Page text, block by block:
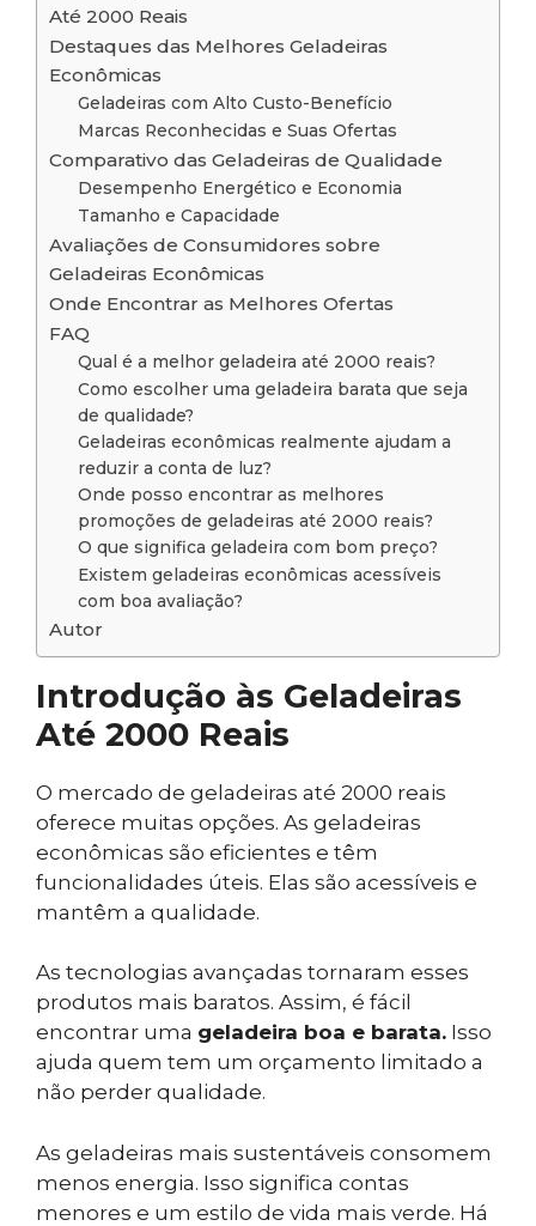
Até 2000 Reais
Destaques das Melhores Geladeiras
Econômicas
Geladeiras com Alto Custo-Benefício
Marcas Reconhecidas e Suas Ofertas
Comparativo das Geladeiras de Qualidade
Desempenho Energético e Economia
Tamanho e Capacidade
Avaliações de Consumidores sobre
Geladeiras Econômicas
Onde Encontrar as Melhores Ofertas
FAQ
Qual é a melhor geladeira até 2000 reais?
Como escolher uma geladeira barata que seja
de qualidade?
Geladeiras econômicas realmente ajudam a
reduzir a conta de luz?
Onde posso encontrar as melhores
promoções de geladeiras até 2000 reais?
O que significa geladeira com bom preço?
Existem geladeiras econômicas acessíveis
com boa avaliação?
Autor
Introdução às Geladeiras
Até 2000 Reais
O mercado de geladeiras até 2000 reais
oferece muitas opções. As geladeiras
econômicas são eficientes e têm
funcionalidades úteis. Elas são acessíveis e
mantêm a qualidade.
As tecnologias avançadas tornaram esses
produtos mais baratos. Assim, é fácil
encontrar uma geladeira boa e barata. Isso
ajuda quem tem um orçamento limitado a
não perder qualidade.
As geladeiras mais sustentáveis consomem
menos energia. Isso significa contas
menores e um estilo de vida mais verde. Há